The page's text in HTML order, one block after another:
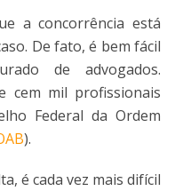
a concorrência está
De fato, é bem fácil
de advogados.
cem mil profissionais
Federal da Ordem
).
é cada vez mais difícil